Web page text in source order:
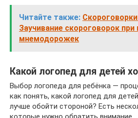
Читайте также:
Заучивание скороговорок
мнемодорожек
Какой логопед для детей
Выбор логопеда для ребёнка —
как понять, какой логопед для
лучше обойти стороной? Есть